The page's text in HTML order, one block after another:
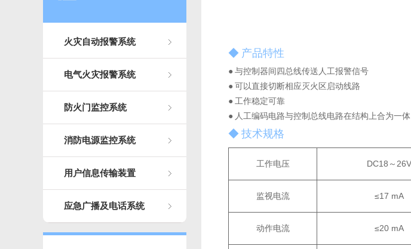
火灾自动报警系统
电气火灾报警系统
防火门监控系统
消防电源监控系统
用户信息传输装置
应急广播及电话系统
◆ 产品特性
● 与控制器间四总线传送人工报警信号
● 可以直接切断相应灭火区启动线路
● 工作稳定可靠
● 人工编码电路与控制总线电路在结构上合为一体
◆ 技术规格
工作电压 DC18～26V
监视电流 ≤17 mA
动作电流 ≤20 mA